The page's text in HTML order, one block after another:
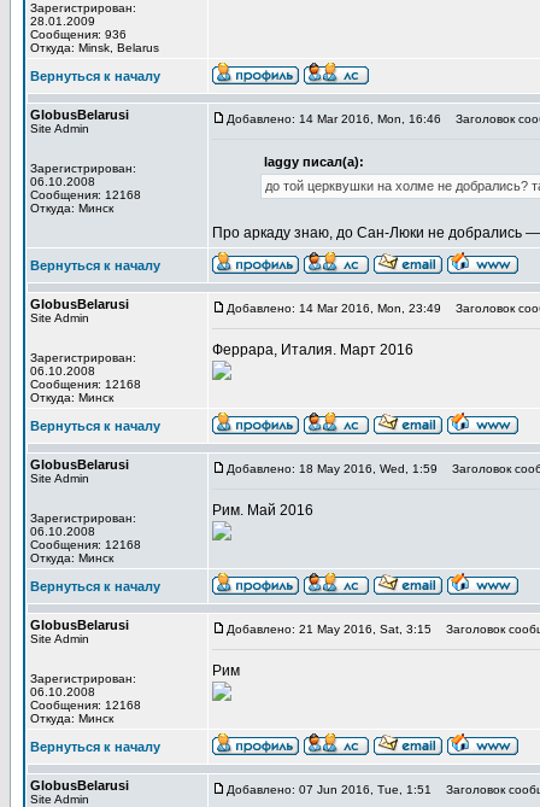
Зарегистрирован:
28.01.2009
Сообщения: 936
Откуда: Minsk, Belarus
Вернуться к началу
GlobusBelarusi
Site Admin
Зарегистрирован:
06.10.2008
Сообщения: 12168
Откуда: Минск
Добавлено: 14 Mar 2016, Mon, 16:46 Заголовок
laggy писал(а):
до той церквушки на холме не добрались?
Про аркаду знаю, до Сан-Люки не добрались
Вернуться к началу
GlobusBelarusi
Site Admin
Зарегистрирован:
06.10.2008
Сообщения: 12168
Откуда: Минск
Добавлено: 14 Mar 2016, Mon, 23:49 Заголовок
Феррара, Италия. Март 2016
Вернуться к началу
GlobusBelarusi
Site Admin
Зарегистрирован:
06.10.2008
Сообщения: 12168
Откуда: Минск
Добавлено: 18 May 2016, Wed, 1:59 Заголовок
Рим. Май 2016
Вернуться к началу
GlobusBelarusi
Site Admin
Зарегистрирован:
06.10.2008
Сообщения: 12168
Откуда: Минск
Добавлено: 21 May 2016, Sat, 3:15 Заголовок
Рим
Вернуться к началу
GlobusBelarusi
Site Admin
Добавлено: 07 Jun 2016, Tue, 1:51 Заголовок